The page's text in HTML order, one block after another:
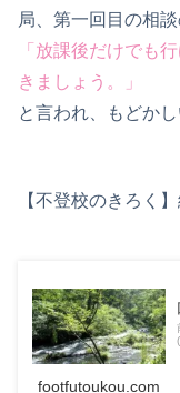
局、第一回目の相
「放課後だけでも
きましょう。」
と言われ、もどか
【不登校のきろく
footfutoukou.com